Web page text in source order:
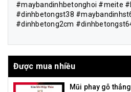
#maybandinhbetonghoi #meite
#dinhbetongst38
#dinhbetong2cm
Được mua nhiều
Mũi phay gỗ